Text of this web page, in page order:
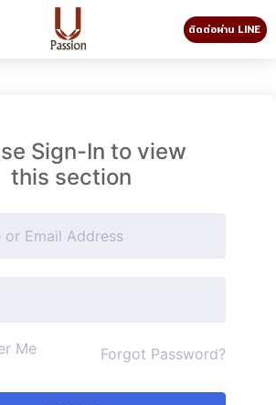
ติดต่อผ่าน LINE
Sign-In to view
this section
Me Forgot Password?